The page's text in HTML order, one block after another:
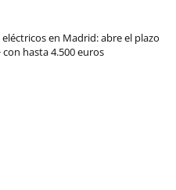
en Madrid: abre el plazo
hasta 4.500 euros